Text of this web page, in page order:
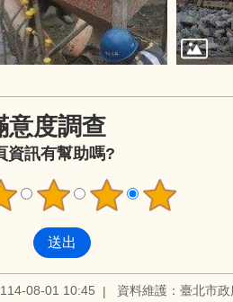
意度調查
資訊有幫助嗎?
08-01 10:45 資料維護：臺北市